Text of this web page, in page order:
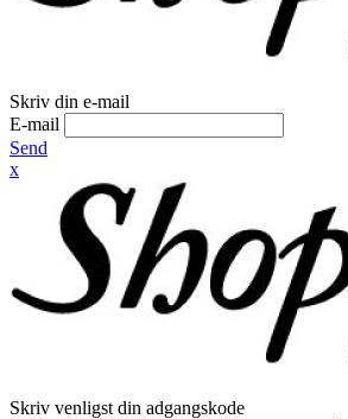
Skriv din e-mail
E-mail
Send
x
Skriv venligst din adgangskode